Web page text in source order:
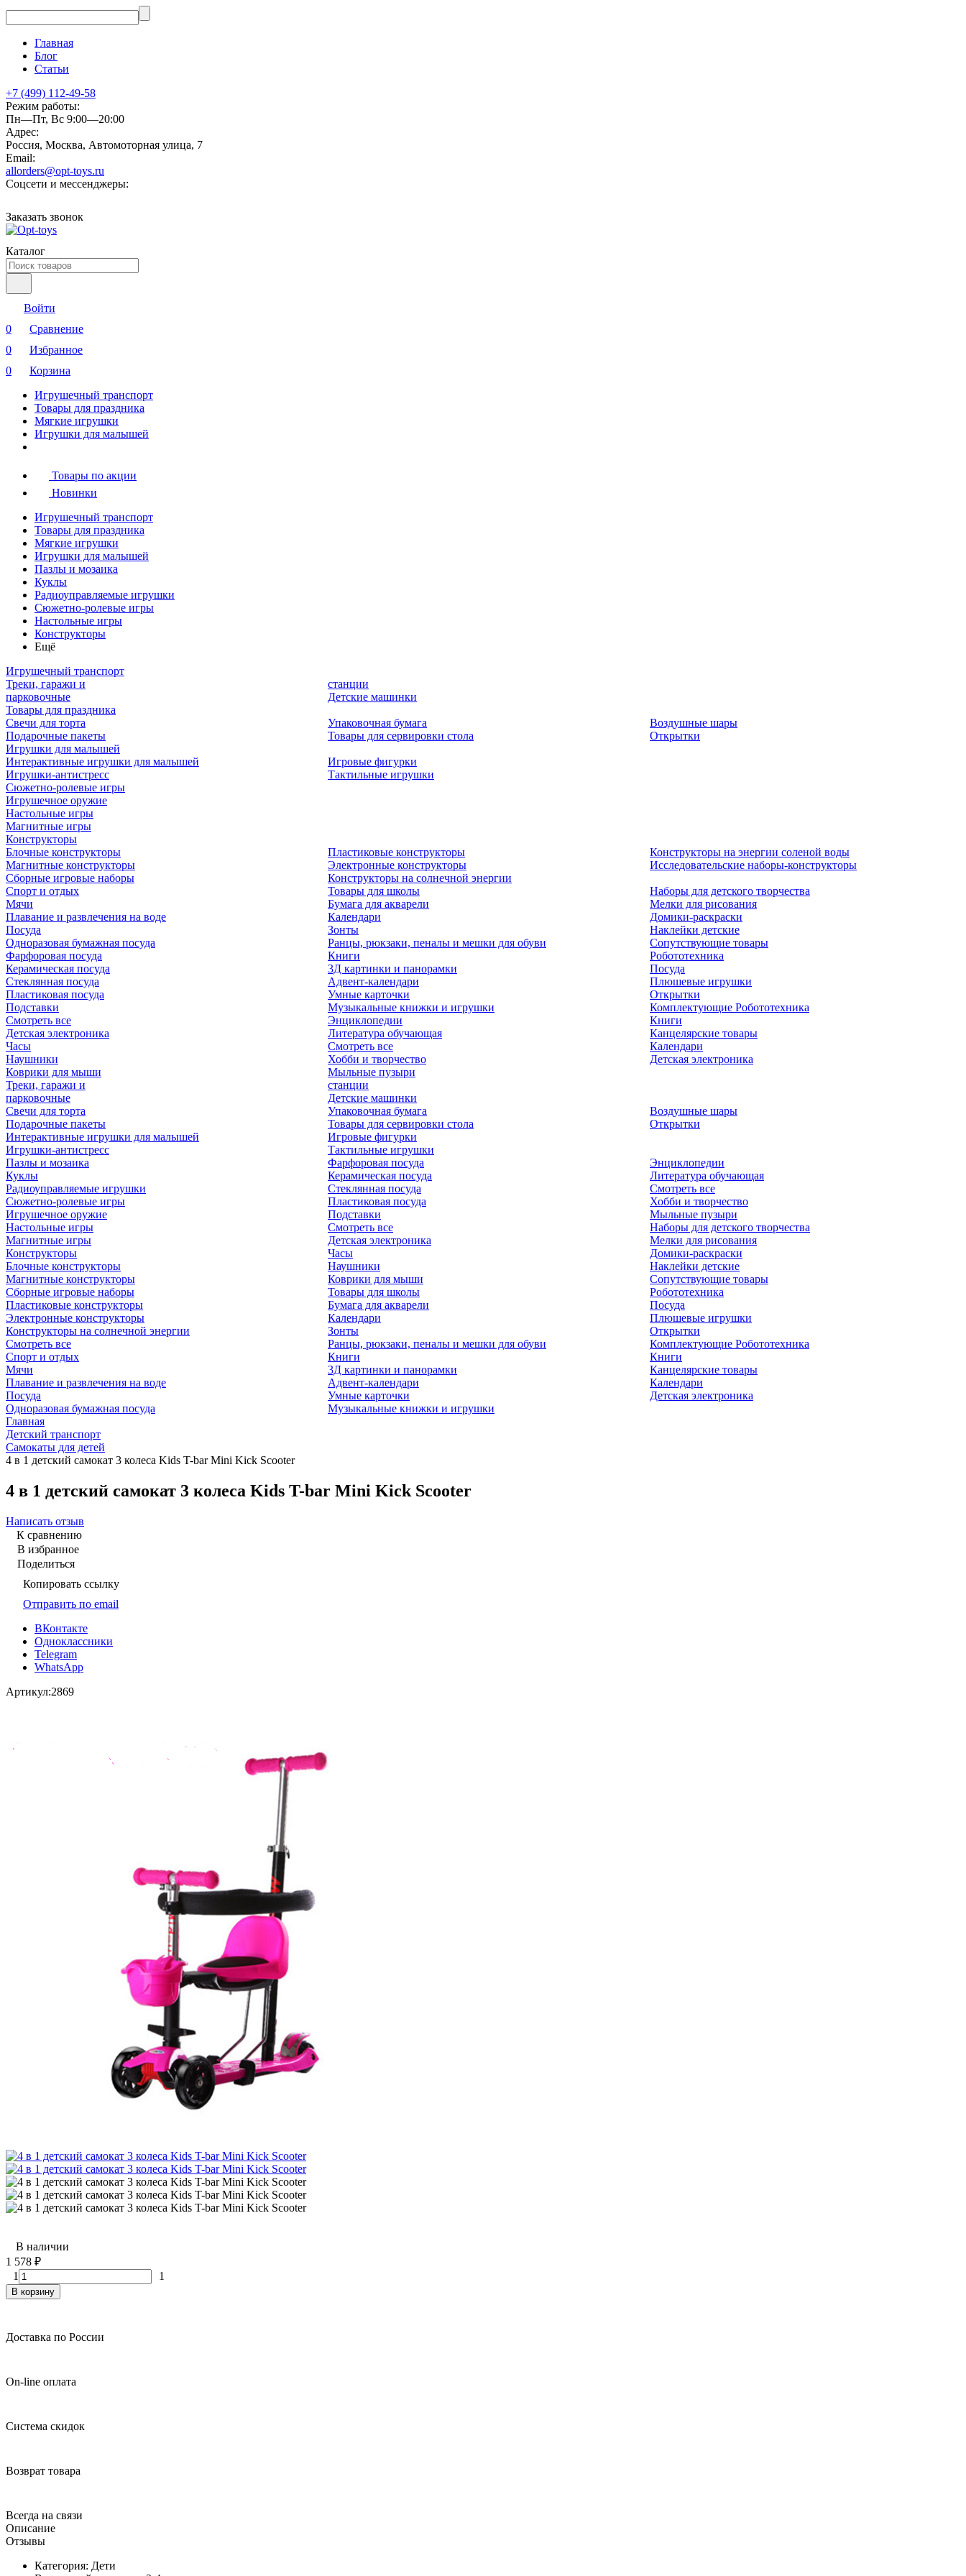
Главная
Блог
Статьи
+7 (499) 112-49-58
Режим работы:
Пн—Пт, Вс 9:00—20:00
Адрес:
Россия, Москва, Автомоторная улица, 7
Email:
allorders@opt-toys.ru
Соцсети и мессенджеры:
Заказать звонок
Каталог
Войти
0
Сравнение
0
Избранное
0
Корзина
Игрушечный транспорт
Товары для праздника
Мягкие игрушки
Игрушки для малышей
Товары по акции
Новинки
Игрушечный транспорт
Товары для праздника
Мягкие игрушки
Игрушки для малышей
Пазлы и мозаика
Куклы
Радиоуправляемые игрушки
Сюжетно-ролевые игры
Настольные игры
Конструкторы
Ещё
Игрушечный транспорт
Треки, гаражи и
парковочные
станции
Детские машинки
Товары для праздника
Свечи для торта
Подарочные пакеты
Упаковочная бумага
Товары для сервировки стола
Воздушные шары
Открытки
Игрушки для малышей
Интерактивные игрушки для малышей
Игрушки-антистресс
Игровые фигурки
Тактильные игрушки
Сюжетно-ролевые игры
Игрушечное оружие
Настольные игры
Магнитные игры
Конструкторы
Блочные конструкторы
Магнитные конструкторы
Сборные игровые наборы
Пластиковые конструкторы
Электронные конструкторы
Конструкторы на солнечной энергии
Конструкторы на энергии соленой воды
Исследовательские наборы-конструкторы
Спорт и отдых
Мячи
Плавание и развлечения на воде
Посуда
Одноразовая бумажная посуда
Фарфоровая посуда
Керамическая посуда
Стеклянная посуда
Пластиковая посуда
Подставки
Смотреть все
Детская электроника
Часы
Наушники
Коврики для мыши
Товары для школы
Бумага для акварели
Календари
Зонты
Ранцы, рюкзаки, пеналы и мешки для обуви
Книги
3Д картинки и панорамки
Адвент-календари
Умные карточки
Музыкальные книжки и игрушки
Энциклопедии
Литература обучающая
Смотреть все
Хобби и творчество
Мыльные пузыри
Наборы для детского творчества
Мелки для рисования
Домики-раскраски
Наклейки детские
Сопутствующие товары
Робототехника
Посуда
Плюшевые игрушки
Открытки
Комплектующие Робототехника
Книги
Канцелярские товары
Календари
Детская электроника
Треки, гаражи и
парковочные
станции
Детские машинки
Свечи для торта
Подарочные пакеты
Упаковочная бумага
Товары для сервировки стола
Воздушные шары
Открытки
Интерактивные игрушки для малышей
Игрушки-антистресс
Игровые фигурки
Тактильные игрушки
Пазлы и мозаика
Куклы
Радиоуправляемые игрушки
Сюжетно-ролевые игры
Игрушечное оружие
Настольные игры
Магнитные игры
Конструкторы
Блочные конструкторы
Магнитные конструкторы
Сборные игровые наборы
Пластиковые конструкторы
Электронные конструкторы
Конструкторы на солнечной энергии
Смотреть все
Спорт и отдых
Мячи
Плавание и развлечения на воде
Посуда
Одноразовая бумажная посуда
Фарфоровая посуда
Керамическая посуда
Стеклянная посуда
Пластиковая посуда
Подставки
Смотреть все
Детская электроника
Часы
Наушники
Коврики для мыши
Товары для школы
Бумага для акварели
Календари
Зонты
Ранцы, рюкзаки, пеналы и мешки для обуви
Книги
3Д картинки и панорамки
Адвент-календари
Умные карточки
Музыкальные книжки и игрушки
Энциклопедии
Литература обучающая
Смотреть все
Хобби и творчество
Мыльные пузыри
Наборы для детского творчества
Мелки для рисования
Домики-раскраски
Наклейки детские
Сопутствующие товары
Робототехника
Посуда
Плюшевые игрушки
Открытки
Комплектующие Робототехника
Книги
Канцелярские товары
Календари
Детская электроника
Главная
Детский транспорт
Самокаты для детей
4 в 1 детский самокат 3 колеса Kids T-bar Mini Kick Scooter
4 в 1 детский самокат 3 колеса Kids T-bar Mini Kick Scooter
Написать отзыв
К сравнению
В избранное
Поделиться
Копировать ссылку
Отправить по email
ВКонтакте
Одноклассники
Telegram
WhatsApp
Артикул:2869
В наличии
1 578 ₽
1
1
В корзину
Доставка по России
On-line оплата
Система скидок
Возврат товара
Всегда на связи
Описание
Отзывы
Категория: Дети